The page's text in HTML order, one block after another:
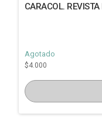
CARACOL.
Agotado
$4.000